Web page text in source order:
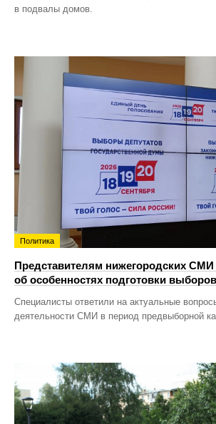
в подвалы домов.
Политика
Представителям нижегородских СМИ
об особенностях подготовки
Специалисты ответили на актуальные
деятельности СМИ в период предвыборной